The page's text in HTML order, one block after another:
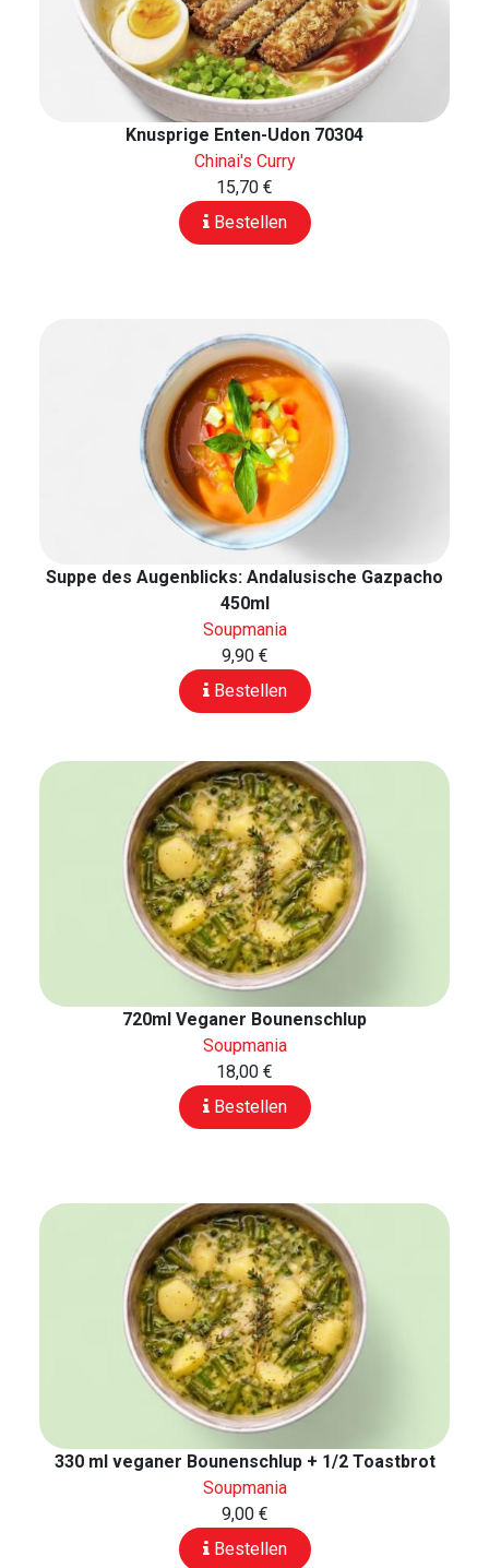
Knusprige Enten-Udon 70304
Chinai's Curry
15,70 €
Bestellen
Suppe des Augenblicks: Andalusische Gazpacho
450ml
Soupmania
9,90 €
Bestellen
720ml Veganer Bounenschlup
Soupmania
18,00 €
Bestellen
330 ml veganer Bounenschlup + 1/2 Toastbrot
Soupmania
9,00 €
Bestellen